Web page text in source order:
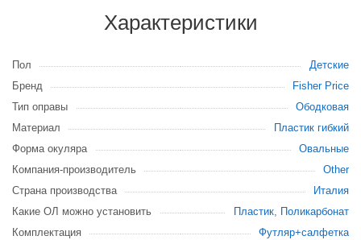
Характеристики
Пол
Детские
Бренд
Fisher Price
Тип оправы
Ободковая
Материал
Пластик гибкий
Форма окуляра
Овальные
Компания-производитель
Other
Страна производства
Италия
Какие ОЛ можно установить
Пластик, Поликарбонат
Комплектация
Футляр+салфетка